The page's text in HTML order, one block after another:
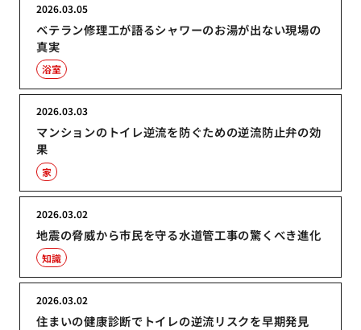
ベテラン修理工が語るシャワーのお湯が出ない現場の
真実
2026.03.05
浴室
マンションのトイレ逆流を防ぐための逆流防止弁の効
果
2026.03.03
家
地震の脅威から市民を守る水道管工事の驚くべき進化
2026.03.02
知識
住まいの健康診断でトイレの逆流リスクを早期発見
2026.03.02